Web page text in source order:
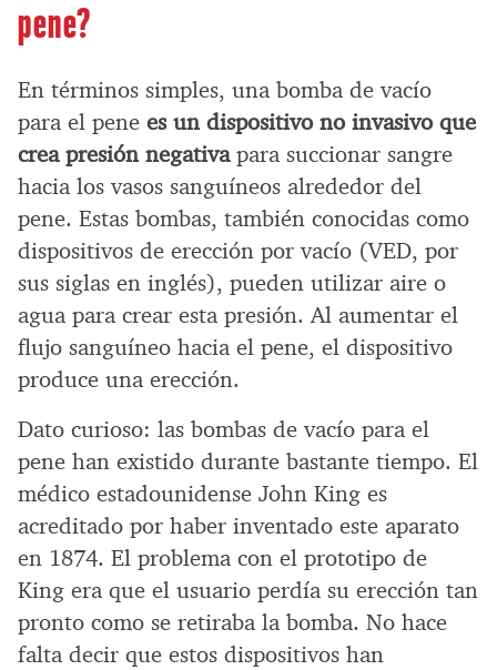
pene?
En términos simples, una bomba de vacío
para el pene es un dispositivo no invasivo que
crea presión negativapara succionar sangre
hacia los vasos sanguíneos alrededor del
pene. Estas bombas, también conocidas como
dispositivos de erección por vacío (VED, por
sus siglas en inglés), pueden utilizar aire o
agua para crear esta presión. Al aumentar el
flujo sanguíneo hacia el pene, el dispositivo
produce una erección.
Dato curioso: las bombas de vacío para el
pene han existido durante bastante tiempo. El
médico estadounidense John King es
acreditado por haber inventado este aparato
en 1874. El problema con el prototipo de
King era que el usuario perdía su erección tan
pronto como se retiraba la bomba. No hace
falta decir que estos dispositivos han